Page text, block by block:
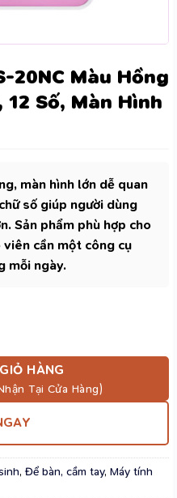
20NC Màu Hồng
Số, Màn Hình
màn hình lớn dễ quan
số giúp người dùng
Sản phẩm phù hợp cho
cần một công cụ
mỗi ngày.
- Bề Mặt Kim Loại, 12 Số,
HÀNG
, Để bàn, cầm tay, Máy tính